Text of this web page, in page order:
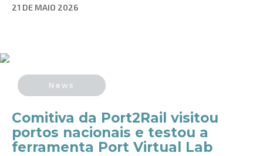
21 DE MAIO 2026
News
Comitiva da Port2Rail visitou
portos nacionais e testou a
ferramenta Port Virtual Lab